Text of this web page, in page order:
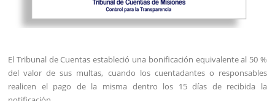
El Tribunal de Cuentas estableció una bonificación equivalente al 50 %
del valor de sus multas, cuando los cuentadantes o responsables
realicen el pago de la misma dentro los 15 días de recibida la